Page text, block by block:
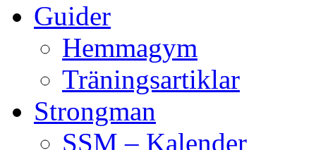
Guider
Hemmagym
Träningsartiklar
Strongman
SSM – Kalender